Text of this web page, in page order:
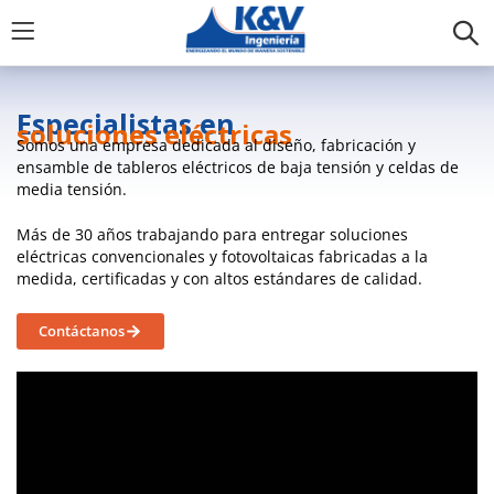
Especialistas en
soluciones eléctricas
Somos una empresa dedicada al diseño, fabricación y
ensamble de tableros eléctricos de baja tensión y celdas de
media tensión.
Más de 30 años trabajando para entregar soluciones
eléctricas convencionales y fotovoltaicas fabricadas a la
medida, certificadas y con altos estándares de calidad.
Contáctanos